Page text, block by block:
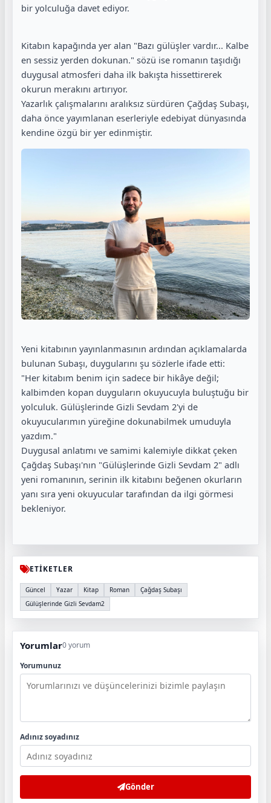
bir yolculuğa davet ediyor.
Kitabın kapağında yer alan "Bazı gülüşler vardır... Kalbe
en sessiz yerden dokunan." sözü ise romanın taşıdığı
duygusal atmosferi daha ilk bakışta hissettirerek
okurun merakını artırıyor.
Yazarlık çalışmalarını aralıksız sürdüren Çağdaş Subaşı,
daha önce yayımlanan eserleriyle edebiyat dünyasında
kendine özgü bir yer edinmiştir.
Yeni kitabının yayınlanmasının ardından açıklamalarda
bulunan Subaşı, duygularını şu sözlerle ifade etti:
"Her kitabım benim için sadece bir hikâye değil;
kalbimden kopan duyguların okuyucuyla buluştuğu bir
yolculuk. Gülüşlerinde Gizli Sevdam 2'yi de
okuyucularımın yüreğine dokunabilmek umuduyla
yazdım."
Duygusal anlatımı ve samimi kalemiyle dikkat çeken
Çağdaş Subaşı'nın "Gülüşlerinde Gizli Sevdam 2" adlı
yeni romanının, serinin ilk kitabını beğenen okurların
yanı sıra yeni okuyucular tarafından da ilgi görmesi
bekleniyor.
ETİKETLER
Güncel Yazar Kitap Roman
Çağdaş Subaşı
Gülüşlerinde Gizli Sevdam2
Yorumlar0 yorum
Yorumunuz
Adınız soyadınız
Gönder